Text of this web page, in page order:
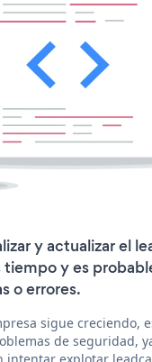
y actualizar el
tiempo y es
o errores.
sigue creciendo,
de seguridad,